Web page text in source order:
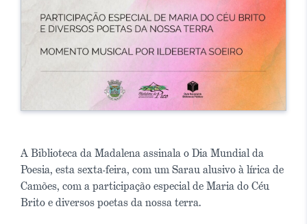
A Biblioteca da Madalena assinala o Dia Mundial da
Poesia, esta sexta-feira, com um Sarau alusivo à lírica de
Camões, com a participação especial de Maria do Céu
Brito e diversos poetas da nossa terra.